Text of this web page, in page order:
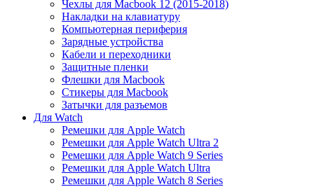
Чехлы для Macbook 12 (2015-2018)
Накладки на клавиатуру
Компьютерная периферия
Зарядные устройства
Кабели и переходники
Защитные пленки
Флешки для Macbook
Стикеры для Macbook
Затычки для разъемов
Для Watch
Ремешки для Apple Watch
Ремешки для Apple Watch Ultra 2
Ремешки для Apple Watch 9 Series
Ремешки для Apple Watch Ultra
Ремешки для Apple Watch 8 Series